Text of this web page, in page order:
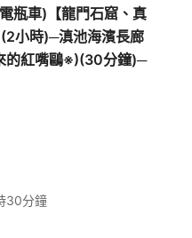
瓶車)【龍門石窟、真
小時)─滇池海濱長廊
的紅嘴鷗※)(30分鐘)─
30分鐘